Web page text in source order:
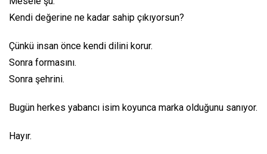
Kendi değerine ne kadar sahip çıkıyorsun?
Çünkü insan önce kendi dilini korur.
Sonra formasını.
Sonra şehrini.
Bugün herkes yabancı isim koyunca marka olduğunu sanıyor.
Hayır.